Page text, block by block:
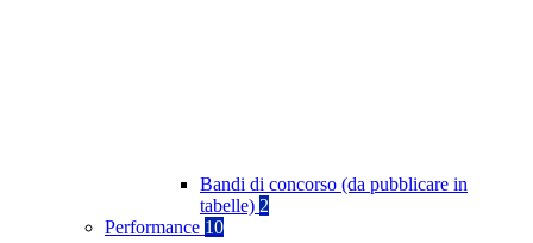
Bandi di concorso (da pubblicare in
tabelle) 2
Performance 10